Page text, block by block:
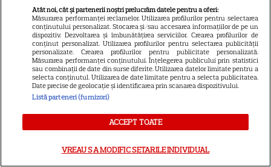
Despre Tvmania
Contact
Abonamente
Atât noi, cât și partenerii noștri prelucrăm datele pentru a oferi:
Măsurarea performanței reclamelor. Utilizarea profilurilor pentru selectarea
conținutului personalizat. Stocarea și/sau accesarea informațiilor de pe un
dispozitiv. Dezvoltarea și îmbunătățirea serviciilor. Crearea profilurilor de
conținut personalizat. Utilizarea profilurilor pentru selectarea publicității
personalizate. Crearea profilurilor pentru publicitate personalizată.
Măsurarea performanței conținutului. Înțelegerea publicului prin statistici
sau combinații de date din surse diferite. Utilizarea datelor limitate pentru a
selecta conținutul. Utilizarea de date limitate pentru a selecta publicitatea.
Date precise de geolocație și identificarea prin scanarea dispozitivului.
Listă parteneri (furnizori)
ACCEPT TOATE
VREAU SA MODIFIC SETARILE INDIVIDUAL